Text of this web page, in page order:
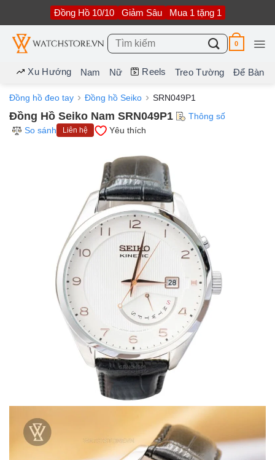
nội
dung
Đồng Hồ 10/10 Giảm Sâu Mua 1 tặng 1
Tìm
kiếm:
0
Xu Hướng Nam Nữ Reels Treo Tường Để Bàn
Đồng hồ đeo tay Đồng hồ Seiko SRN049P1
Đồng Hồ Seiko Nam SRN049P1
Thông số
So sánh
Liên hệ Yêu thích